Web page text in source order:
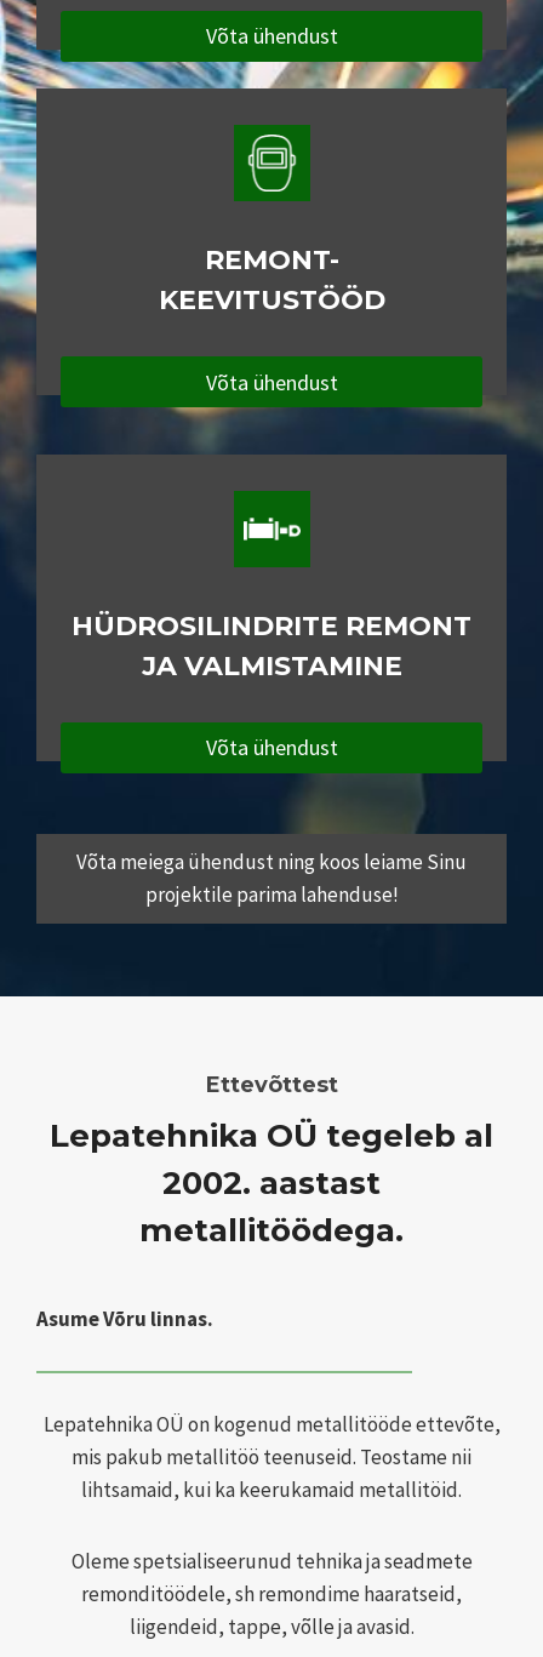
Võta ühendust
REMONT-
KEEVITUSTÖÖD
Võta ühendust
HÜDROSILINDRITE REMONT
JA VALMISTAMINE
Võta ühendust
Võta meiega ühendust ning koos leiame Sinu
projektile parima lahenduse!
Ettevõttest
Lepatehnika OÜ tegeleb al
2002. aastast
metallitöödega.
Asume Võru linnas.
Lepatehnika OÜ on kogenud metallitööde ettevõte,
mis pakub metallitöö teenuseid. Teostame nii
lihtsamaid, kui ka keerukamaid metallitöid.
Oleme spetsialiseerunud tehnika ja seadmete
remonditöödele, sh remondime haaratseid,
liigendeid, tappe, võlle ja avasid.